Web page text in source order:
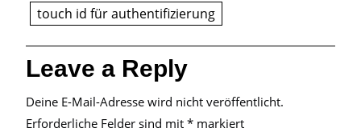
touch id für authentifizierung
Leave a Reply
Deine E-Mail-Adresse wird nicht veröffentlicht.
Erforderliche Felder sind mit * markiert